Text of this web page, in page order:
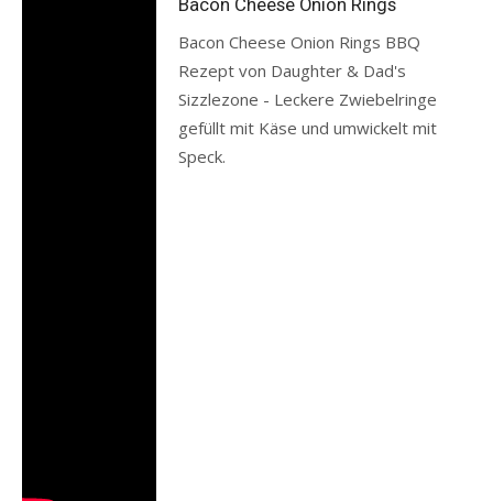
Bacon Cheese Onion Rings
Bacon Cheese Onion Rings BBQ
Rezept von Daughter & Dad's
Sizzlezone - Leckere Zwiebelringe
gefüllt mit Käse und umwickelt mit
Speck.